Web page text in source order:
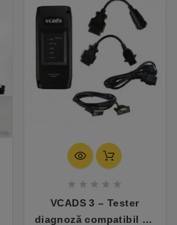
    
VCADS 3 – Tester
diagnoză compatibil cu